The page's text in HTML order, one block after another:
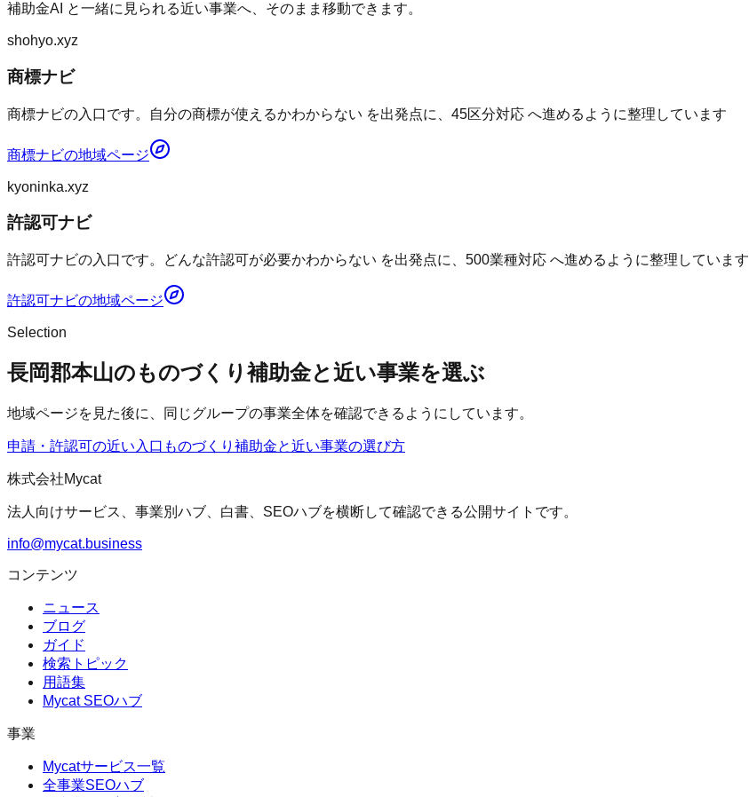
補助金AI と一緒に見られる近い事業へ、そのまま移動できます。
shohyo.xyz
商標ナビ
商標ナビの入口です。自分の商標が使えるかわからない を出発点に、45区分対応 へ進めるように整理しています
商標ナビの地域ページ
kyoninka.xyz
許認可ナビ
許認可ナビの入口です。どんな許認可が必要かわからない を出発点に、500業種対応 へ進めるように整理しています
許認可ナビの地域ページ
Selection
長岡郡本山のものづくり補助金と近い事業を選ぶ
地域ページを見た後に、同じグループの事業全体を確認できるようにしています。
申請・許認可の近い入口 ものづくり補助金と近い事業の選び方
株式会社Mycat
法人向けサービス、事業別ハブ、白書、SEOハブを横断して確認できる公開サイトです。
info@mycat.business
コンテンツ
ニュース
ブログ
ガイド
検索トピック
用語集
Mycat SEOハブ
事業
Mycatサービス一覧
全事業SEOハブ